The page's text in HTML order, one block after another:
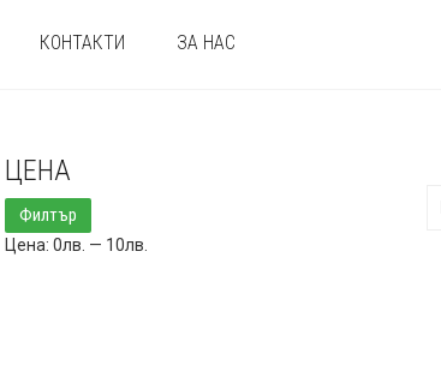
КОНТАКТИ ЗА НАС
ЦЕНА
Минимална
цена
Максимална
цена
Филтър
Цена: 0лв. — 10лв.